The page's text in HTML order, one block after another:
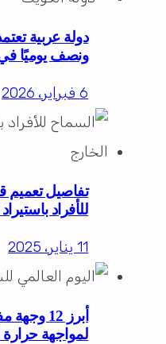
دولة عربية
ونصف يوميًا
6 فبراير، 2026
تفاصيل تعميم
للأفراد
11 يناير، 2025
أبرز 12
لمواجهة حرارة